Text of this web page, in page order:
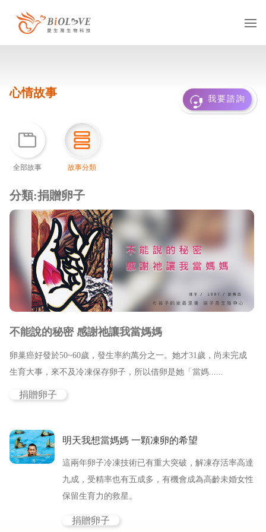
凍卵
借卵提領
捐精
基因診斷
服務據點
台灣
新竹院
台北院
台中辦事處
高雄辦事處
海外
香港業務部 HK
東京業務部 JP
最新消息
關於我們
心情故事 我要諮詢
全部故事 故事分類
不能說的秘密 感謝祂讓我當媽媽
卵巢癌好發於50~60歲，發生率約萬分之一。她才31歲，尚未完成
生育大事，來不及冷凍保存卵子，所以借卵是她「當媽......
捐贈卵子
明天我想當媽媽 一顆凍卵的希望
這兩年卵子冷凍技術已有重大突破，解凍存活率高達
九成，受精率也有五成多，有機會成為高齡未婚女性
保留生育力的救星。
捐贈卵子